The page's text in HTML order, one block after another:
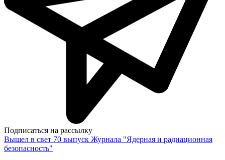
Подписаться на рассылку
Вышел в свет 70 выпуск Журнала "Ядерная и радиационная
безопасность"